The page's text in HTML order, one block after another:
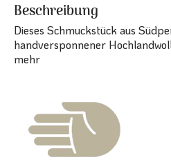
Beschreibung
Dieses Schmuckstück aus
handversponnener
mehr